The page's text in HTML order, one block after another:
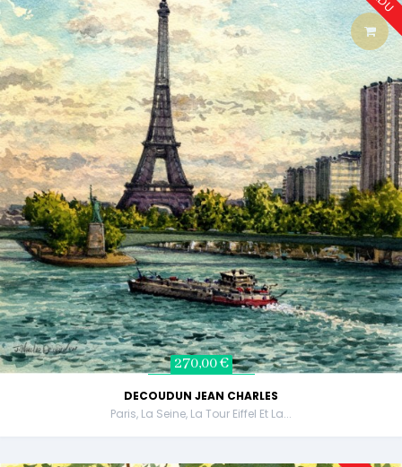
270,00 €
DECOUDUN JEAN CHARLES
Paris, La Seine, La Tour Eiffel Et La...